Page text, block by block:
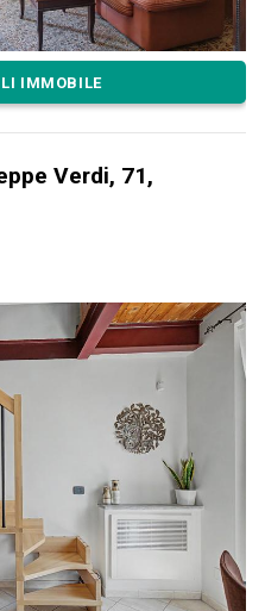
IMMOBILE
Verdi, 71,